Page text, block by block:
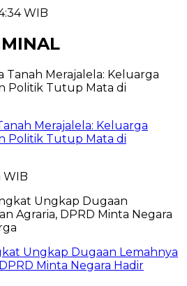
WIB
Merajalela: Keluarga
Politik Tutup Mata di
WIB
Ungkap Dugaan Lemahnya
Minta Negara Hadir